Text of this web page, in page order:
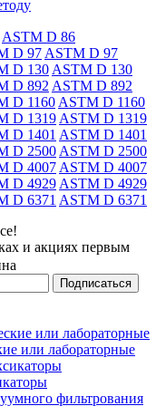
ASTM D 86
ASTM D 97
ASTM D 130
ASTM D 892
ASTM D 1160
ASTM D 1319
ASTM D 1401
ASTM D 2500
ASTM D 4007
ASTM D 4929
ASTM D 6371
и акциях первым
или лабораторные